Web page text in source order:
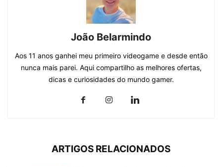
João Belarmindo
Aos 11 anos ganhei meu primeiro videogame e desde então
nunca mais parei. Aqui compartilho as melhores ofertas,
dicas e curiosidades do mundo gamer.
ARTIGOS RELACIONADOS